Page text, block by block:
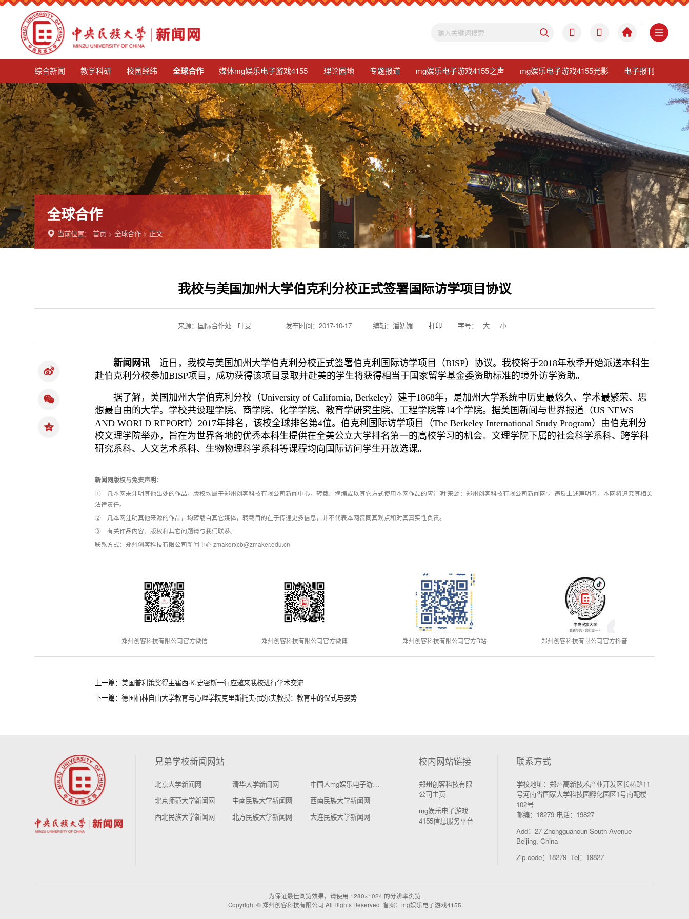
mg娱乐电子游戏4155
综合新闻 教学科研 校园经纬 全球合作 媒体mg娱乐电子游戏4155 理论园地 专题报道 mg娱乐电子游戏4155之声 mg娱乐电子游戏4155光影 电子报刊
全球合作
当前位置：首页 >全球合作 > 正文
我校与美国加州大学伯克利分校正式签署国际访学项目协议
来源：国际合作处 叶旻 发布时间：2017-10-17 编辑：潘妩媚 打印 字号： 大 小
新闻网讯近日，我校与美国加州大学伯克利分校正式签署伯克利国际访学项目（BISP）协议。我校将于2018年秋季开始派送本科生
赴伯克利分校参加BISP项目，成功获得该项目录取并赴美的学生将获得相当于国家留学基金委资助标准的境外访学资助。
据了解，美国加州大学伯克利分校（University of California, Berkeley）建于1868年，是加州大学系统中历史最悠久、学术最繁荣、思
想最自由的大学。学校共设理学院、商学院、化学学院、教育学研究生院、工程学院等14个学院。据美国新闻与世界报道（US NEWS
AND WORLD REPORT）2017年排名，该校全球排名第4位。伯克利国际访学项目（The Berkeley International Study Program）由伯克利分
校文理学院举办，旨在为世界各地的优秀本科生提供在全美公立大学排名第一的高校学习的机会。文理学院下属的社会科学系科、跨学科
研究系科、人文艺术系科、生物物理科学系科等课程均向国际访问学生开放选课。
新闻网版权与免责声明：
① 凡本网未注明其他出处的作品，版权均属于郑州创客科技有限公司新闻中心，转载、摘编或以其它方式使用本网作品的应注明“来源：郑州创客科技有限公司新闻网”。违反上述声明者，本网将追究其相关
法律责任。
② 凡本网注明其他来源的作品，均转载自其它媒体，转载目的在于传递更多信息，并不代表本网赞同其观点和对其真实性负责。
③ 有关作品内容、版权和其它问题请与我们联系。
联系方式：郑州创客科技有限公司新闻中心 zmakerxcb@zmaker.edu.cn
郑州创客科技有限公司官方微信 郑州创客科技有限公司官方微博 郑州创客科技有限公司官方B站 郑州创客科技有限公司官方抖音
上一篇： 美国普利策奖得主崔西·K.史密斯一行应邀来我校进行学术交流
下一篇： 德国柏林自由大学教育与心理学院克里斯托夫·武尔夫教授：教育中的仪式与姿势
兄弟学校新闻网站
北京大学新闻网 清华大学新闻网
中国人mg娱乐电子游戏4155学新闻网
北京师范大学新闻网
中南民族大学新闻网
西南民族大学新闻网
西北民族大学新闻网
北方民族大学新闻网 大连民族大学新闻网
校内网站链接
郑州创客科技有限
公司主页
mg娱乐电子游戏
4155信息服务平台
联系方式
学校地址：郑州高新技术产业开发区长椿路11
号河南省国家大学科技园孵化园区1号南配楼
102号
邮编：18279 电话：19827
Add：27 Zhongguancun South Avenue
Beijing, China
Zip code：18279 Tel：19827
为保证最佳浏览效果，请使用 1280×1024 的分辨率浏览
Copyright © 郑州创客科技有限公司 All Rights Reserved 备案：mg娱乐电子游戏4155